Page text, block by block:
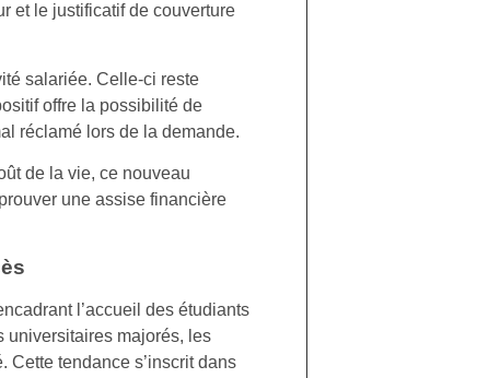
et le justificatif de couverture
salariée. Celle-ci reste
offre la possibilité de
réclamé lors de la demande.
de la vie, ce nouveau
une assise financière
l’accueil des étudiants
universitaires majorés, les
tendance s’inscrit dans